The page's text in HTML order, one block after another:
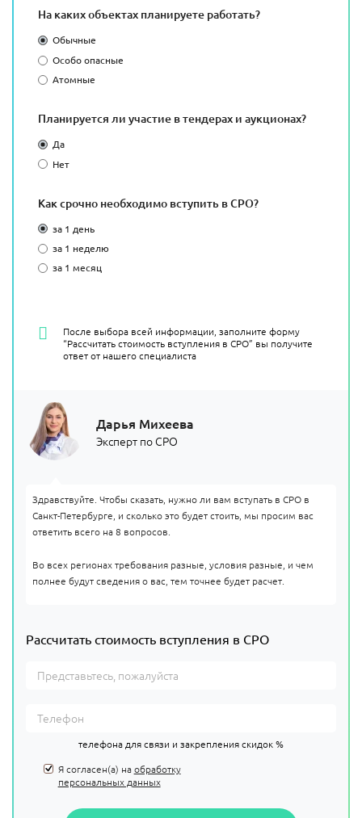
На каких объектах планируете работать?
Обычные
Особо опасные
Атомные
Планируется ли участие в тендерах и аукционах?
Да
Нет
Как срочно необходимо вступить в СРО?
за 1 день
за 1 неделю
за 1 месяц
После выбора всей информации, заполните форму
“Рассчитать стоимость вступления в СРО” вы получите
ответ от нашего специалиста
Дарья Михеева
Эксперт по СРО
Здравствуйте. Чтобы сказать, нужно ли вам вступать в СРО в
Санкт-Петербурге, и сколько это будет стоить, мы просим вас
ответить всего на 8 вопросов.
Во всех регионах требования разные, условия разные, и чем
полнее будут сведения о вас, тем точнее будет расчет.
Рассчитать стоимость вступления в СРО
телефона для связи и закрепления скидок %
Я согласен(а) наобработку
персональных данных